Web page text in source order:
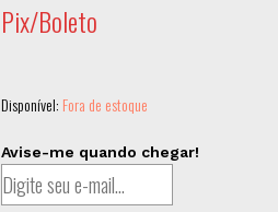
Pix/Boleto
Disponível: Fora de estoque
Avise-me quando chegar!